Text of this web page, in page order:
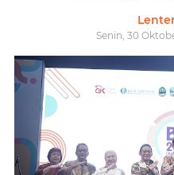
Senin, 30